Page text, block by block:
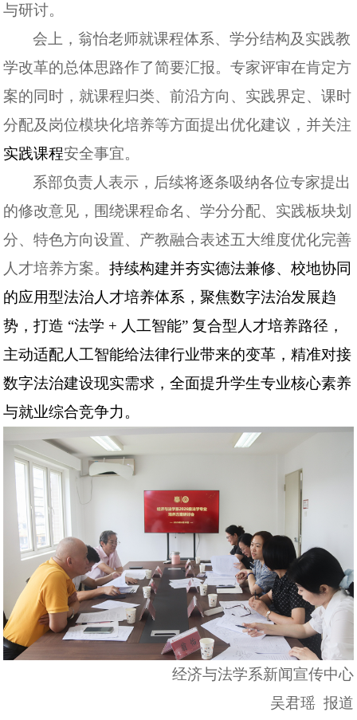
与研讨。
会上，翁怡老师就课程体系、学分结构及实践教
学改革的总体思路作了简要汇报。专家评审在肯定方
案的同时，就课程归类、前沿方向、实践界定、课时
分配及岗位模块化培养等方面提出优化建议，并关注
实践课程安全事宜。
系部负责人表示，后续将逐条吸纳各位专家提出
的修改意见，围绕课程命名、学分分配、实践板块划
分、特色方向设置、产教融合表述五大维度优化完善
人才培养方案。持续构建并夯实德法兼修、校地协同
的应用型法治人才培养体系，聚焦数字法治发展趋
势，打造 “法学 + 人工智能” 复合型人才培养路径，
主动适配人工智能给法律行业带来的变革，精准对接
数字法治建设现实需求，全面提升学生专业核心素养
与就业综合竞争力。
经济与法学系新闻宣传中心
吴君瑶 报道